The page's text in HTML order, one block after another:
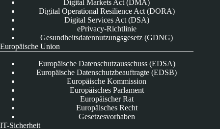
Digital Markets Act (DMA)
Digital Operational Resilience Act (DORA)
Digital Services Act (DSA)
ePrivacy-Richtlinie
Gesundheitsdatennutzungsgesetz (GDNG)
Europäische Union
Europäische Datenschutzausschuss (EDSA)
Europäische Datenschutzbeauftragte (EDSB)
Europäische Kommission
Europäisches Parlament
Europäischer Rat
Europäisches Recht
Gesetzesvorhaben
IT-Sicherheit